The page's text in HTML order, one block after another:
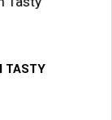
TASTY